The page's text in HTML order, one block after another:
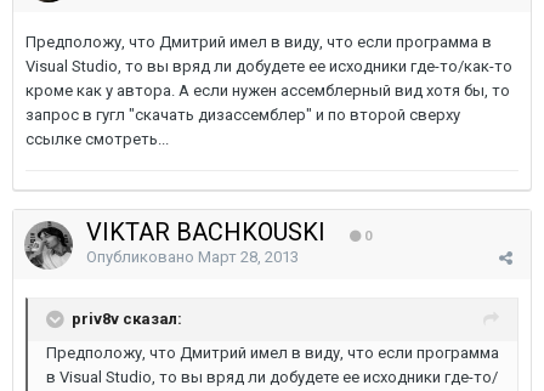
Предположу, что Дмитрий имел в виду, что если программа в
Visual Studio, то вы вряд ли добудете ее исходники где-то/как-то
кроме как у автора. А если нужен ассемблерный вид хотя бы, то
запрос в гугл "скачать дизассемблер" и по второй сверху
ссылке смотреть...
VIKTAR BACHKOUSKI 0
Опубликовано Март 28, 2013
priv8v сказал:
Предположу, что Дмитрий имел в виду, что если программа
в Visual Studio, то вы вряд ли добудете ее исходники где-то/